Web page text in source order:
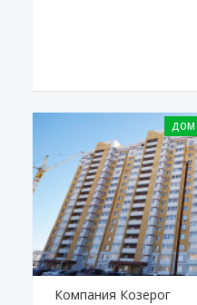
Компания Козерог